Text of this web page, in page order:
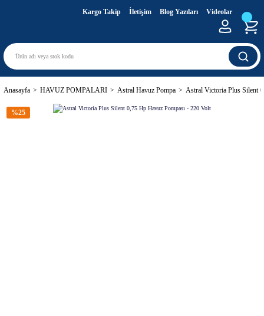
Kargo Takip İletişim Blog Yazıları Videolar
Anasayfa HAVUZ POMPALARI Astral Havuz Pompa Astral Victoria Plus Silent
%25